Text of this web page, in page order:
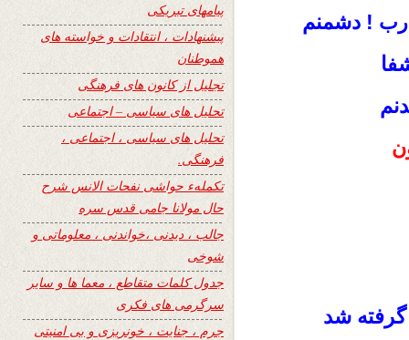
! دشمنم
گرفته شد
پیامهای تبریکی
پیشنهادات ، انتقادات و خواسته های
هموطنان
تجلیل از کانون های فرهنگی
تحلیل های سیاسی – اجتماعی
تحلیل های سیاسی ، اجتماعی ،
فرهنگی.
تکملهء حواشی نفحات الانس شرح
حال مولانا جامی قدس سره
جالب ، دیدنی ،خواندنی ، معلوماتی و
شوخی
جدول کلمات متقاطع ، معما ها و سایر
سرگرمی های فکری
جرم ، جنایت ، خونریزی و بی امنیتی